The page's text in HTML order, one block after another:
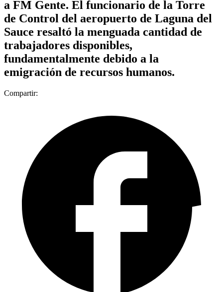
a FM Gente. El funcionario de la Torre
de Control del aeropuerto de Laguna del
Sauce resaltó la menguada cantidad de
trabajadores disponibles,
fundamentalmente debido a la
emigración de recursos humanos.
Compartir: